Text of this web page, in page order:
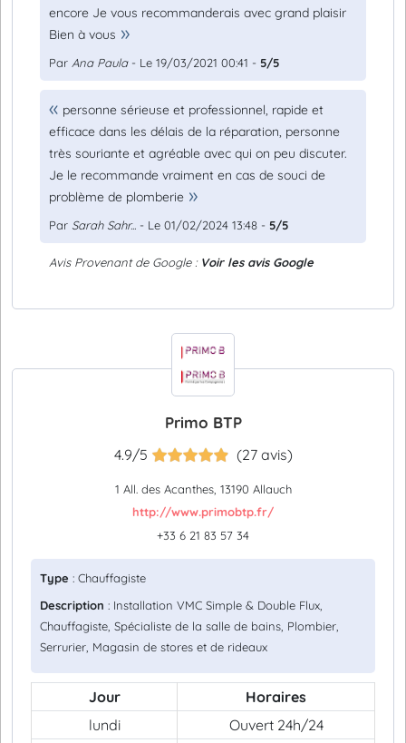
encore Je vous recommanderais avec grand plaisir
Bien à vous
Par Ana Paula- Le 19/03/2021 00:41 - 5/5
personne sérieuse et professionnel, rapide et
efficace dans les délais de la réparation, personne
très souriante et agréable avec qui on peu discuter.
Je le recommande vraiment en cas de souci de
problème de plomberie
Par Sarah Sahr... - Le 01/02/2024 13:48 - 5/5
Avis Provenant de Google : Voir les avis Google
Primo BTP
4.9/5 (27 avis)
1 All. des Acanthes, 13190 Allauch
http://www.primobtp.fr/
+33 6 21 83 57 34
Type : Chauffagiste
Description : Installation VMC Simple & Double Flux,
Chauffagiste, Spécialiste de la salle de bains, Plombier,
Serrurier, Magasin de stores et de rideaux
Jour
Horaires
lundi
Ouvert 24h/24